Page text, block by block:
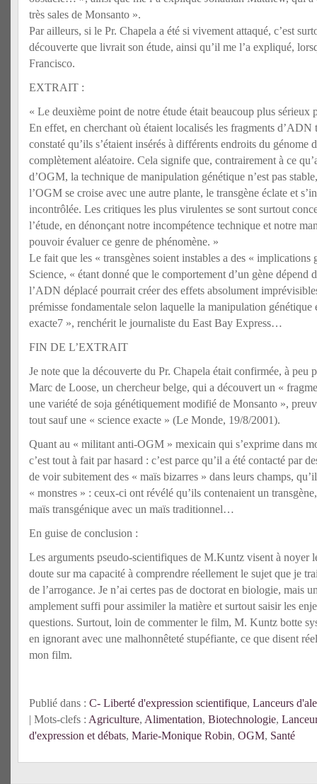
très sales de Monsanto ».
Par ailleurs, si le Pr. Chapela a été si vivement attaqué, c’est
découverte que livrait son étude, ainsi qu’il me l’a expliqué,
Francisco.
EXTRAIT :
« Le deuxième point de notre étude était beaucoup plus sérieux
En effet, en cherchant où étaient localisés les fragments d’ADN
constaté qu’ils s’étaient insérés à différents endroits du génome
complètement aléatoire. Cela signife que, contrairement à ce
d’OGM, la technique de manipulation génétique n’est pas
l’OGM se croise avec une autre plante, le transgène éclate et
incontrôlée. Les critiques les plus virulentes se sont surtout
l’étude, en dénonçant notre incompétence technique et notre
pouvoir évaluer ce genre de phénomène. »
Le fait que les « transgènes soient instables a des « implications
Science, « étant donné que le comportement d’un gène dépend
l’ADN déplacé pourrait créer des effets absolument
prémisse fondamentale selon laquelle la manipulation génétique
exacte7 », renchérit le journaliste du East Bay Express…
FIN DE L’EXTRAIT
Je note que la découverte du Pr. Chapela était confirmée, à peu
Marc de Loose, un chercheur belge, qui a découvert un «
une variété de soja génétiquement modifié de Monsanto »,
tout sauf une « science exacte » (Le Monde, 19/8/2001).
Quant au « militant anti-OGM » mexicain qui s’exprime dans
c’est tout à fait par hasard : c’est parce qu’il a été contacté par
de voir subitement des « maïs bizarres » dans leurs champs,
« monstres » : ceux-ci ont révélé qu’ils contenaient un
maïs transgénique avec un maïs traditionnel…
En guise de conclusion :
Les arguments pseudo-scientifiques de M.Kuntz visent à noyer
doute sur ma capacité à comprendre réellement le sujet que je
de l’arrogance. Je n’ai certes pas de doctorat en biologie, mais
amplement suffi pour assimiler la matière et surtout saisir les
questions. Surtout, loin de commenter le film, M. Kuntz botte
en ignorant avec une malhonnêteté stupéfiante, ce que disent
mon film.
Publié dans : C- Liberté d'expression scientifique, Lanceurs
| Mots-clefs : Agriculture, Alimentation, Biotechnologie,
d'expression et débats, Marie-Monique Robin, OGM, Santé